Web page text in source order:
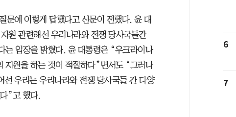
문에 이렇게 답했다고 신문이 전했다. 윤 대
원 관련해선 우리나라와 전쟁 당사국들간
는 입장을 밝혔다. 윤 대통령은 “우크라이나
지원을 하는 것이 적절하다”면서도 “그러나
우리는 우리나라와 전쟁 당사국들 간 다양
”고 했다.
6
7